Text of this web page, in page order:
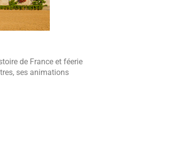
de France et féerie
ses animations